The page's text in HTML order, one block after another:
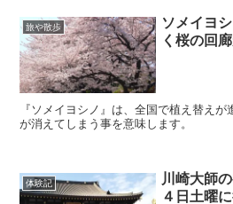
旅や散歩
ソメイヨ
く桜の回
『ソメイヨシノ』は、全国で植え替え
が消えてしまう事を意味します。
体験記
川崎大師
４日土曜